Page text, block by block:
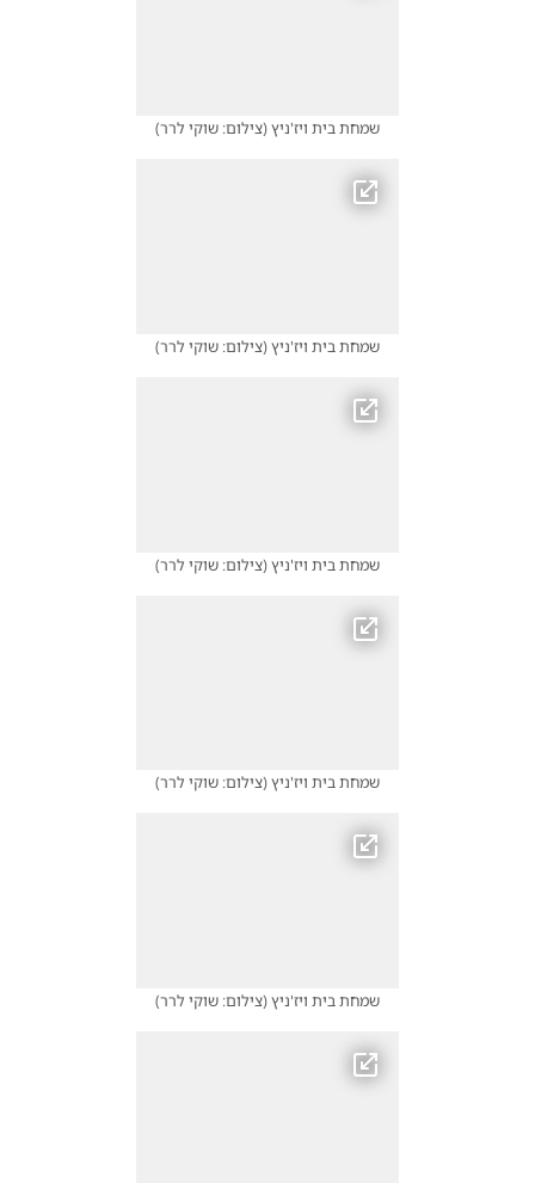
שמחת בית ויז'ניץ(צילום: שוקי לרר)
שמחת בית ויז'ניץ(צילום: שוקי לרר)
שמחת בית ויז'ניץ(צילום: שוקי לרר)
שמחת בית ויז'ניץ(צילום: שוקי לרר)
שמחת בית ויז'ניץ(צילום: שוקי לרר)